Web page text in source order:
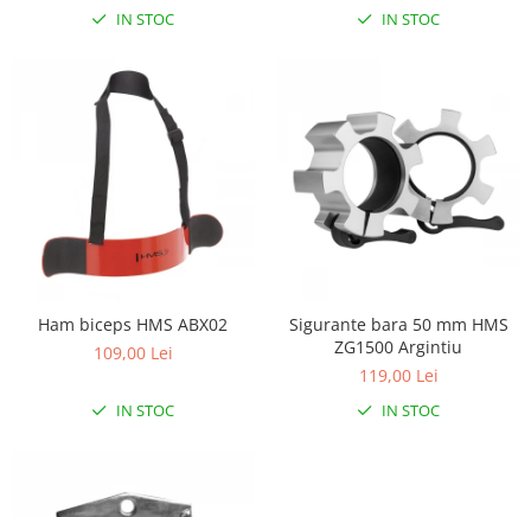
Lampi de veghe
Saltele de infasat
IN STOC IN STOC
Ham biceps HMS ABX02
109,00 Lei
IN STOC
Sigurante bara 50 mm HMS
ZG1500 Argintiu
119,00 Lei
IN STOC